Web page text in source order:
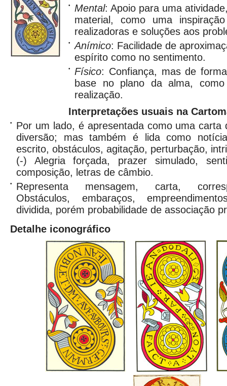
• Mental: Apoio para uma
material, como uma
realizadoras e soluções aos
• Anímico: Facilidade de
espírito como no sentimento.
• Físico: Confiança, mas de
base no plano da alma,
realização.
Interpretações usuais na
•
Por um lado, é apresentada como uma carta
diversão; mas também é lida como
escrito, obstáculos, agitação, perturbação,
(-) Alegria forçada, prazer simulado,
composição, letras de câmbio.
•
Representa mensagem, carta,
Obstáculos, embaraços,
dividida, porém probabilidade de associação
Detalhe iconográfico